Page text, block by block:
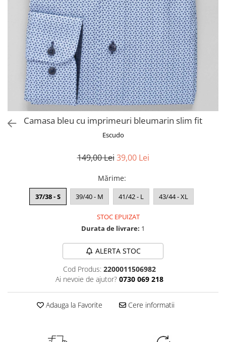
Camasa bleu cu imprimeuri bleumarin slim fit
Escudo
149,00 Lei 39,00 Lei
Mărime:
37/38 - S 39/40 - M 41/42 - L 43/44 - XL
STOC EPUIZAT
Durata de livrare: 1
ALERTA STOC
Cod Produs: 2200011506982
Ai nevoie de ajutor? 0730 069 218
Adauga la Favorite Cere informatii